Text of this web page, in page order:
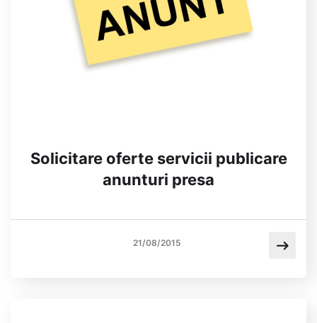
Solicitare oferte servicii publicare
anunturi presa
21/08/2015